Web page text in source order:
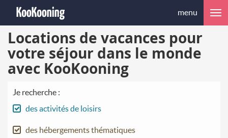
menu
Locations de vacances pour
votre séjour dans le monde
avec KooKooning
Je recherche :
des activités de loisirs
des hébergements thématiques